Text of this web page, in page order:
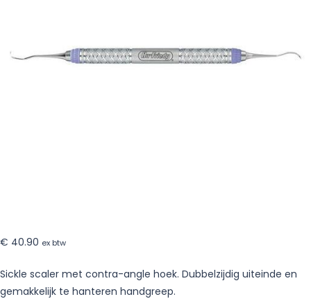
–
#9
€ 40.90 ex btw
Sickle scaler met contra-angle hoek. Dubbelzijdig uiteinde en
gemakkelijk te hanteren handgreep.